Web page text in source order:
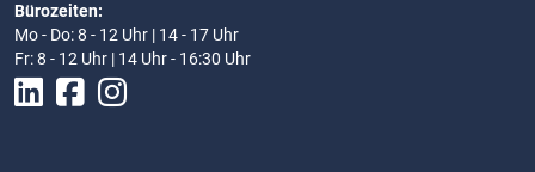
Bürozeiten:
Mo - Do: 8 - 12 Uhr | 14 - 17 Uhr
Fr: 8 - 12 Uhr | 14 Uhr - 16:30 Uhr